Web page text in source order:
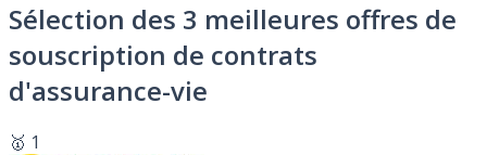
Sélection des 3 meilleures offres de
souscription de contrats
d'assurance-vie
🥇 1